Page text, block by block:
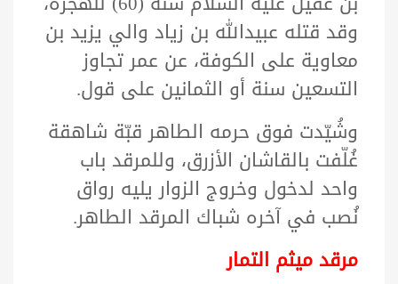
وقد قتله عبيدالله بن زياد والي يزيد بن
معاوية على الكوفة، عن عمر تجاوز
التسعين سنة أو الثمانين على قول.
وشُيّدت فوق حرمه الطاهر قبّة شاهقة
غُلّفت بالقاشان الأزرق، وللمرقد باب
واحد لدخول وخروج الزوار يليه رواق
نُصب في آخره شباك المرقد الطاهر.
مرقد ميثم التمار